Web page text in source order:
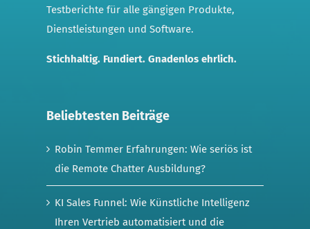
Testberichte für alle gängigen Produkte,
Dienstleistungen und Software.
Stichhaltig. Fundiert. Gnadenlos ehrlich.
Beliebtesten Beiträge
Robin Temmer Erfahrungen: Wie seriös ist
die Remote Chatter Ausbildung?
KI Sales Funnel: Wie Künstliche Intelligenz
Ihren Vertrieb automatisiert und die